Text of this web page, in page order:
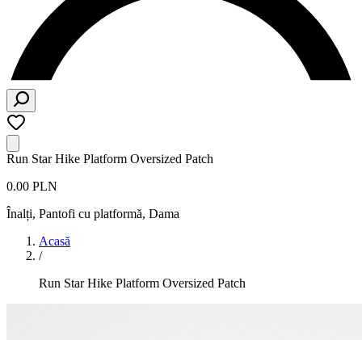
Run Star Hike Platform Oversized Patch
0.00 PLN
Înalți, Pantofi cu platformă, Dama
Acasă
/
Run Star Hike Platform Oversized Patch